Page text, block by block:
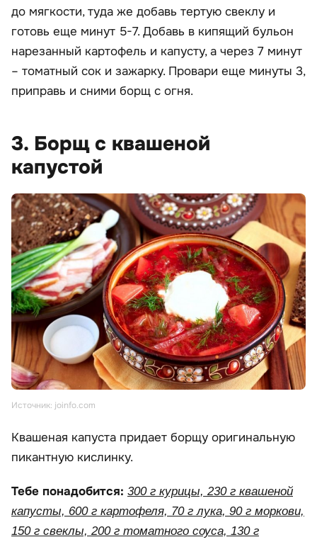
до мягкости, туда же добавь тертую свеклу и
готовь еще минут 5-7. Добавь в кипящий бульон
нарезанный картофель и капусту, а через 7 минут
– томатный сок и зажарку. Провари еще минуты 3,
приправь и сними борщ с огня.
3. Борщ с квашеной
капустой
Источник: joinfo.com
Квашеная капуста придает борщу оригинальную
пикантную кислинку.
Тебе понадобится: 300 г курицы, 230 г квашеной
капусты, 600 г картофеля, 70 г лука, 90 г моркови,
150 г свеклы, 200 г томатного соуса, 130 г